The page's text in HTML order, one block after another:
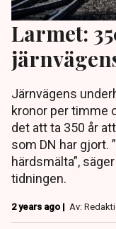
Larmet:
Järnvägens
kronor per timme
det att ta 350 år
som DN har gjort.
härdsmälta”,
tidningen.
2 years ago | Av: